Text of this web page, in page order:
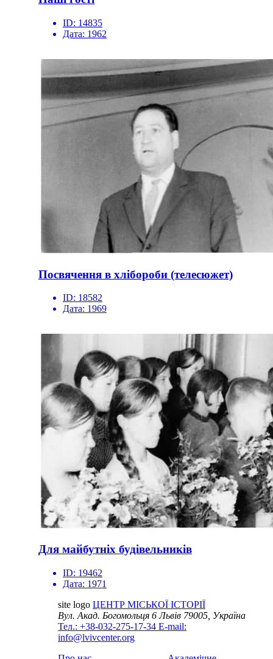
ID: 14835
Дата: 1962
Посвячення в хлібороби (телесюжет)
ID: 18582
Дата: 1969
Для майбутніх будівельників
ID: 19462
Дата: 1971
site logo ЦЕНТР МІСЬКОЇ ІСТОРІЇ
Вул. Акад. Богомольця 6Львів 79005, Україна
Тел.: +38-032-275-17-34 E-mail:
info@lvivcenter.org